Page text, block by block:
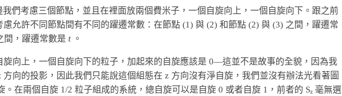
們考慮三個節點，並且在裡面放兩個費米子，一個自旋向上，一個自旋向下。跟之前
允許不同節點間有不同的躍遷常數：在節點 (1) 與 (2) 和節點 (2) 與 (3) 之間，躍遷常
間，躍遷常數是 t。
旋向上，一個自旋向下的粒子，加起來的自旋應該是 0—這並不是故事的全貌，因為我
向的投影，因此我們只能說這個組態在 z 方向沒有淨自旋，我們並沒有辦法光看著圖
。在兩個自旋 1/2 粒子組成的系統，總自旋可以是自旋 0 或者自旋 1，前者的 Sz 毫無選